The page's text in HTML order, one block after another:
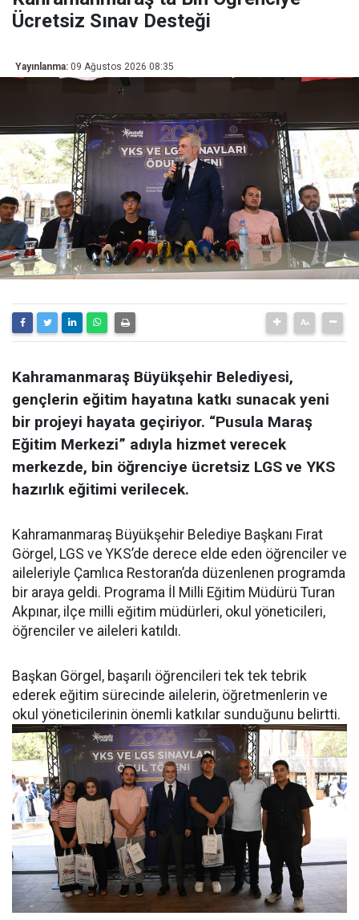
Ücretsiz Sınav Desteği
Yayınlanma: 09 Ağustos 2026 08:35
Kahramanmaraş Büyükşehir Belediyesi,
gençlerin eğitim hayatına katkı sunacak yeni
bir projeyi hayata geçiriyor. “Pusula Maraş
Eğitim Merkezi” adıyla hizmet verecek
merkezde, bin öğrenciye ücretsiz LGS ve YKS
hazırlık eğitimi verilecek.
Kahramanmaraş Büyükşehir Belediye Başkanı Fırat
Görgel, LGS ve YKS’de derece elde eden öğrenciler ve
aileleriyle Çamlıca Restoran’da düzenlenen programda
bir araya geldi. Programa İl Milli Eğitim Müdürü Turan
Akpınar, ilçe milli eğitim müdürleri, okul yöneticileri,
öğrenciler ve aileleri katıldı.
Başkan Görgel, başarılı öğrencileri tek tek tebrik
ederek eğitim sürecinde ailelerin, öğretmenlerin ve
okul yöneticilerinin önemli katkılar sunduğunu belirtti.